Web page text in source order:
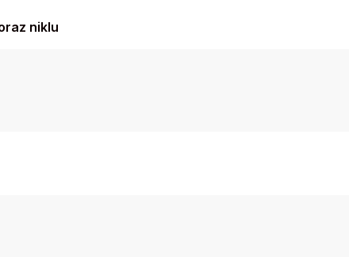
niklu